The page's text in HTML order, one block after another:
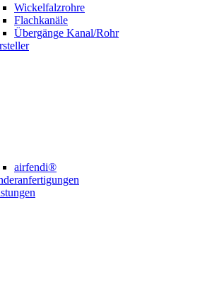
Wickelfalzrohre
Flachkanäle
Übergänge Kanal/Rohr
airfendi®